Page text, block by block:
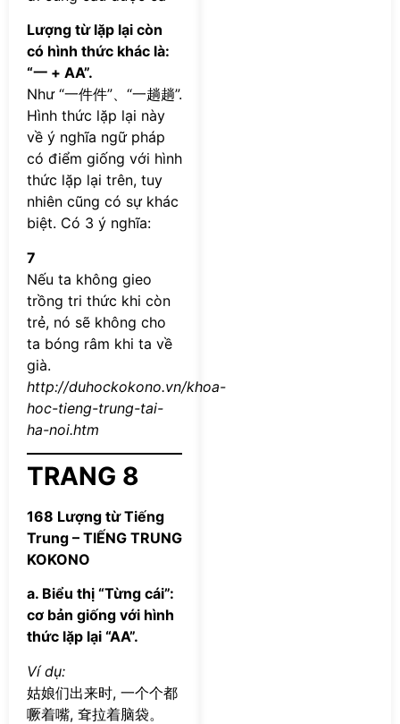
Lượng từ lặp lại còn
có hình thức khác là:
“一 + AA”.
Như “一件件”、“一趟趟”.
Hình thức lặp lại này
về ý nghĩa ngữ pháp
có điểm giống với hình
thức lặp lại trên, tuy
nhiên cũng có sự khác
biệt. Có 3 ý nghĩa:
7
Nếu ta không gieo
trồng tri thức khi còn
trẻ, nó sẽ không cho
ta bóng râm khi ta về
già.
http://duhockokono.vn/khoa-
hoc-tieng-trung-tai-
ha-noi.htm
TRANG 8
168 Lượng từ Tiếng
Trung – TIẾNG TRUNG
KOKONO
a. Biểu thị “Từng cái”:
cơ bản giống với hình
thức lặp lại “AA”.
Ví dụ:
姑娘们出来时, 一个个都
噘着嘴, 耷拉着脑袋。